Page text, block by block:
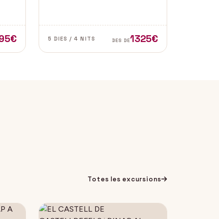
especialment a les províncies de
Cadis i Màlaga. Vens amb
nosaltres?
5 DIES / 4 NITS DES DE1325€
Totes les excursions